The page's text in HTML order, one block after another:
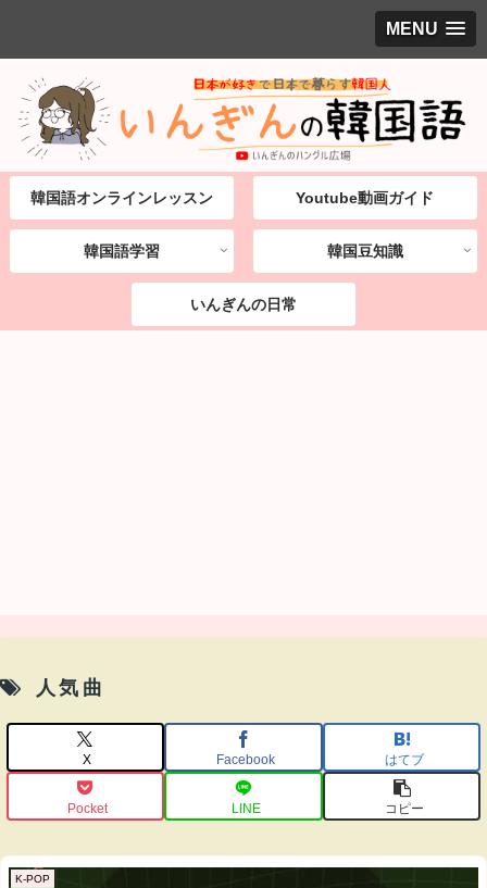
MENU
韓国語オンラインレッスン Youtube動画ガイド
韓国語学習 韓国豆知識
いんぎんの日常
人気曲
X Facebook はてブ
Pocket LINE コピー
K-POP